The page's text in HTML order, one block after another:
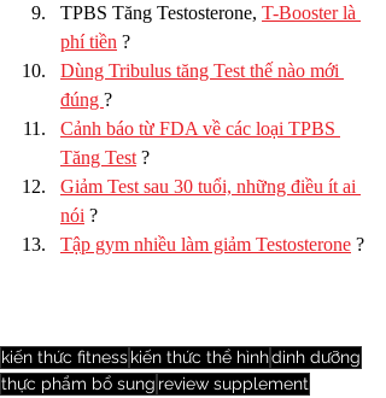
TPBS Tăng Testosterone, T-Booster là
phí tiền ?
Dùng Tribulus tăng Test thế nào mới
đúng ?
Cảnh báo từ FDA về các loại TPBS
Tăng Test ?
Giảm Test sau 30 tuổi, những điều ít ai
nói ?
Tập gym nhiều làm giảm Testosterone ?
kiến thức fitnesskiến thức thể hìnhdinh dưỡng
thực phẩm bổ sung review supplement